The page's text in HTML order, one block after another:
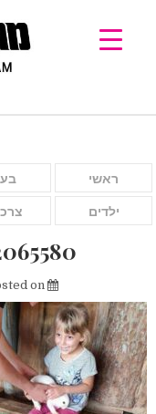
ראשי
ילדים
Posted on